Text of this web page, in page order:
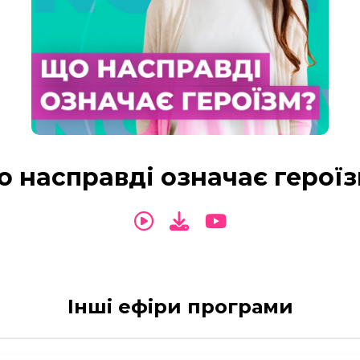
насправді означає
Інші ефіри програми